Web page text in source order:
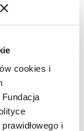
cookies i
i